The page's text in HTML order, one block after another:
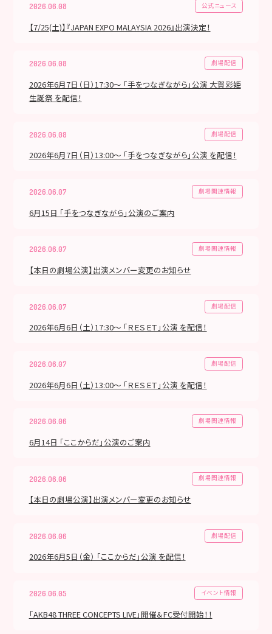
2026.06.08 公式ニュース
【7/25(土)】『JAPAN EXPO MALAYSIA 2026』出演決定！
2026.06.08 劇場配信
2026年6月7日（日）17:30～ 「手をつなぎながら」公演 大賀彩姫
生誕祭 を配信！
2026.06.08 劇場配信
2026年6月7日（日）13:00～ 「手をつなぎながら」公演 を配信！
2026.06.07 劇場関連情報
6月15日 「手をつなぎながら」公演のご案内
2026.06.07 劇場関連情報
【本日の劇場公演】出演メンバー変更のお知らせ
2026.06.07 劇場配信
2026年6月6日（土）17:30～ 「ＲＥＳＥＴ」公演 を配信！
2026.06.07 劇場配信
2026年6月6日（土）13:00～ 「ＲＥＳＥＴ」公演 を配信！
2026.06.06 劇場関連情報
6月14日 「ここからだ」公演のご案内
2026.06.06 劇場関連情報
【本日の劇場公演】出演メンバー変更のお知らせ
2026.06.06 劇場配信
2026年6月5日（金） 「ここからだ」公演 を配信！
2026.06.05 イベント情報
「AKB48 THREE CONCEPTS LIVE」開催＆FC受付開始！！